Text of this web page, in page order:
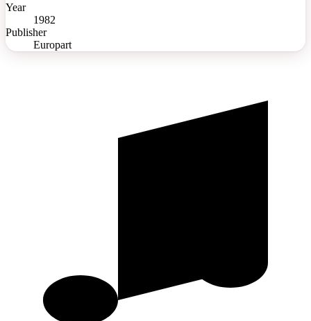
Year
1982
Publisher
Europart